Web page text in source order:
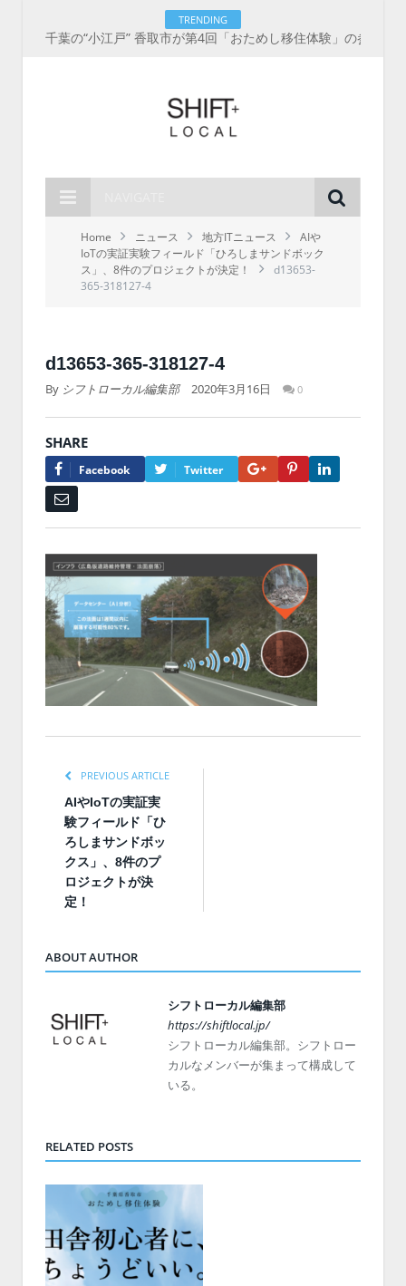
TRENDING
Home ニュース 地方ITニュース
AIや
IoTの実証実験フィールド「ひろしまサンドボック
ス」、8件のプロジェクトが決定！
d13653-
365-318127-4
d13653-365-318127-4
By シフトローカル編集部 2020年3月16日 0
SHARE
Facebook Twitter Google+Pinterest
PREVIOUS ARTICLE
AIやIoTの実証実
験フィールド「ひ
ろしまサンドボッ
クス」、8件のプ
ロジェクトが決
定！
ABOUT AUTHOR
シフトローカル編集部
https://shiftlocal.jp/
シフトローカル編集部。シフトロー
カルなメンバーが集まって構成して
いる。
RELATED POSTS